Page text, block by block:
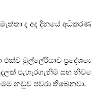
ද අද දිනයේ
එක්ව මුල්ලේරියාව
පැහැරගැනීම සහ
නඩුව පවරා තිබෙනවා.